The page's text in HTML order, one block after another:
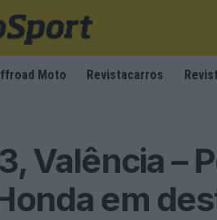
Moto Revistacarros
Valência –
em